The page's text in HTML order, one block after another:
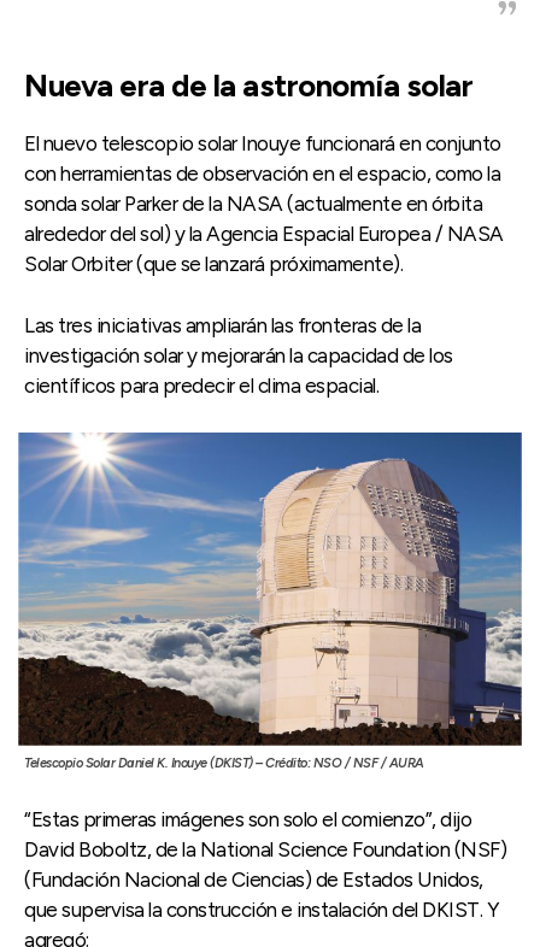
Nueva era de la astronomía solar
El nuevo telescopio solar Inouye funcionará en conjunto
con herramientas de observación en el espacio, como la
sonda solar Parker de la NASA (actualmente en órbita
alrededor del sol) y la Agencia Espacial Europea / NASA
Solar Orbiter (que se lanzará próximamente).
Las tres iniciativas ampliarán las fronteras de la
investigación solar y mejorarán la capacidad de los
científicos para predecir el clima espacial.
Telescopio Solar Daniel K. Inouye (DKIST) – Crédito: NSO / NSF / AURA
“Estas primeras imágenes son solo el comienzo”, dijo
David Boboltz, de la National Science Foundation (NSF)
(Fundación Nacional de Ciencias) de Estados Unidos,
que supervisa la construcción e instalación del DKIST. Y
agregó: